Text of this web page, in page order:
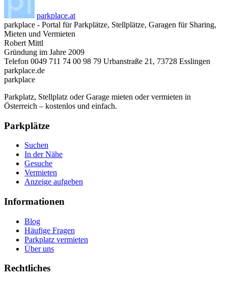
parkplace.at
parkplace - Portal für Parkplätze, Stellplätze, Garagen für Sharing,
Mieten und Vermieten
Robert Mittl
Gründung im Jahre 2009
Telefon 0049 711 74 00 98 79 Urbanstraße 21 , 73728 Esslingen
parkplace.de
parkplace
Parkplatz, Stellplatz oder Garage mieten oder vermieten in
Österreich – kostenlos und einfach.
Parkplätze
Suchen
In der Nähe
Gesuche
Vermieten
Anzeige aufgeben
Informationen
Blog
Häufige Fragen
Parkplatz vermieten
Über uns
Rechtliches